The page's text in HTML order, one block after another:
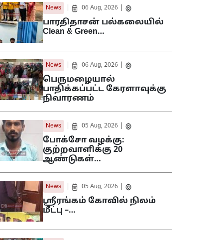
News 06 Aug, 2026
பாரதிதாசன் பல்கலையில்
Clean & Green…
News 06 Aug, 2026
பெருமழையால்
பாதிக்கப்பட்ட கேரளாவுக்கு
நிவாரணம்
News 05 Aug, 2026
போக்சோ வழக்கு:
குற்றவாளிக்கு 20
ஆண்டுகள்…
News 05 Aug, 2026
ஸ்ரீரங்கம் கோவில் நிலம்
மீட்பு –…